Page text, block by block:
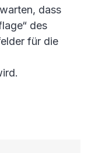
dass
des
für die